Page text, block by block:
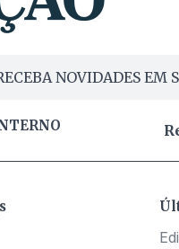
NOVIDADES EM